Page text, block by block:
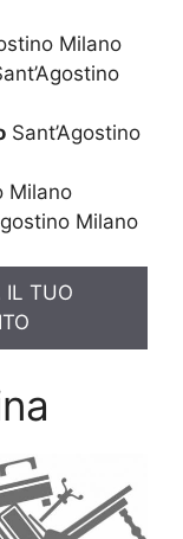
Milano
Sant’Agostino
Milano
Milano
IL TUO